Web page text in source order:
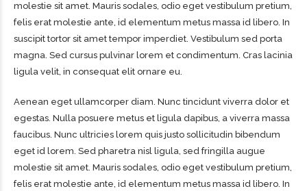
molestie sit amet. Mauris sodales, odio eget vestibulum pretium,
felis erat molestie ante, id elementum metus massa id libero. In
suscipit tortor sit amet tempor imperdiet. Vestibulum sed porta
magna. Sed cursus pulvinar lorem et condimentum. Cras lacinia
ligula velit, in consequat elit ornare eu.
Aenean eget ullamcorper diam. Nunc tincidunt viverra dolor et
egestas. Nulla posuere metus et ligula dapibus, a viverra massa
faucibus. Nunc ultricies lorem quis justo sollicitudin bibendum
eget id lorem. Sed pharetra nisl ligula, sed fringilla augue
molestie sit amet. Mauris sodales, odio eget vestibulum pretium,
felis erat molestie ante, id elementum metus massa id libero. In